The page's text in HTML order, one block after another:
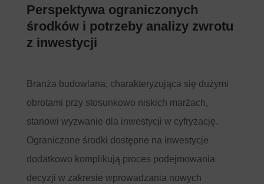
Perspektywa ograniczonych
środków i potrzeby analizy zwrotu
z inwestycji
Branża budowlana, charakteryzująca się dużymi
obrotami przy stosunkowo niskich marżach,
stanowi wyzwanie dla inwestycji w cyfryzację.
Ograniczone środki dostępne na inwestycje
dodatkowo komplikują proces podejmowania
decyzji w zakresie wprowadzania nowych